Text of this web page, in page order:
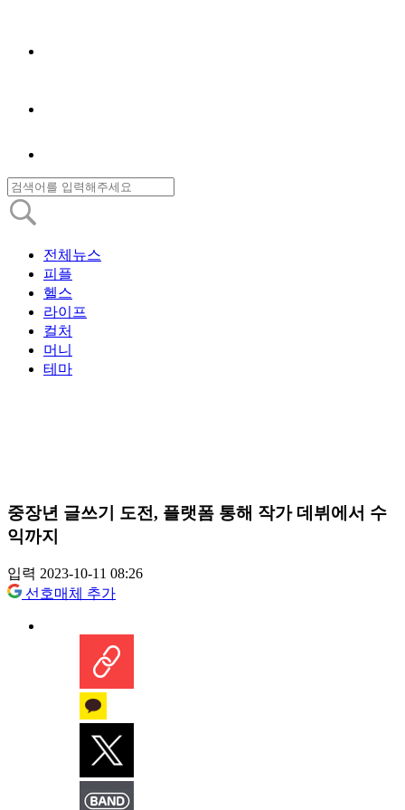
전체뉴스
피플
헬스
라이프
컬처
머니
테마
중장년 글쓰기 도전, 플랫폼 통해 작가 데뷔에서 수
익까지
입력 2023-10-11 08:26
선호매체 추가